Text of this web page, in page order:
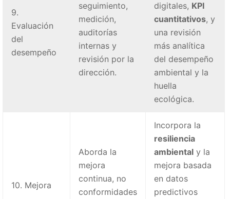
9.
Evaluación
del
desempeño
seguimiento,
medición,
auditorías
internas y
revisión por la
dirección.
digitales, KPI
cuantitativos, y
una revisión
más analítica
del desempeño
ambiental y la
huella
ecológica.
10. Mejora
Aborda la
mejora
continua, no
conformidades
Incorpora la
resiliencia
ambiental y la
mejora basada
en datos
predictivos